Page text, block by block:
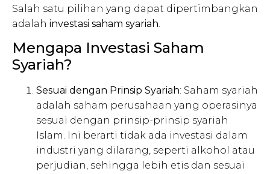
Salah satu pilihan yang dapat dipertimbangkan
adalah investasi saham syariah
Mengapa Investasi Saham
Syariah?
Sesuai dengan Prinsip Syariah: Saham syariah
adalah saham perusahaan yang operasinya
sesuai dengan prinsip-prinsip syariah
Islam. Ini berarti tidak ada investasi dalam
industri yang dilarang, seperti alkohol atau
perjudian, sehingga lebih etis dan sesuai